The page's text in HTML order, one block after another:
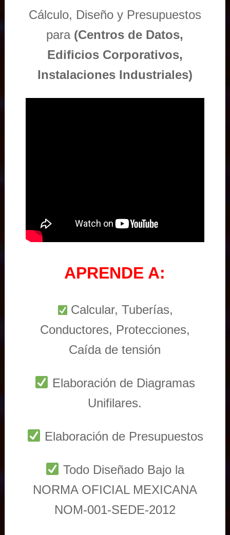
Cálculo, Diseño y Presupuestos
para (Centros de Datos,
Edificios Corporativos,
Instalaciones Industriales)
APRENDE A:
Calcular, Tuberías,
Conductores, Protecciones,
Caída de tensión
Elaboración de Diagramas
Unifilares.
Elaboración de Presupuestos
Todo Diseñado Bajo la
NORMA OFICIAL MEXICANA
NOM-001-SEDE-2012